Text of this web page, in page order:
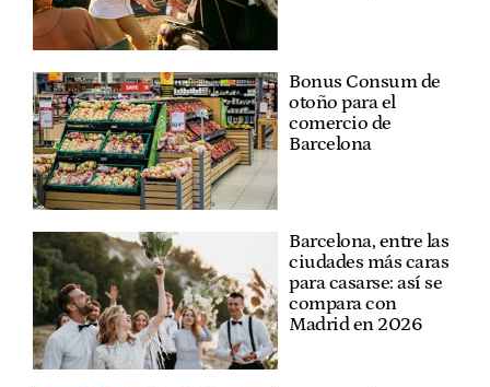
Bonus Consum de
otoño para el
comercio de
Barcelona
Barcelona, entre las
ciudades más caras
para casarse: así se
compara con
Madrid en 2026